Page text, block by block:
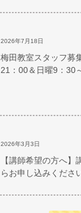
2026年7月18日
梅田教室スタッフ
21：00＆日曜9：
2026年3月3日
【講師希望の方へ
らお申し込みくださ